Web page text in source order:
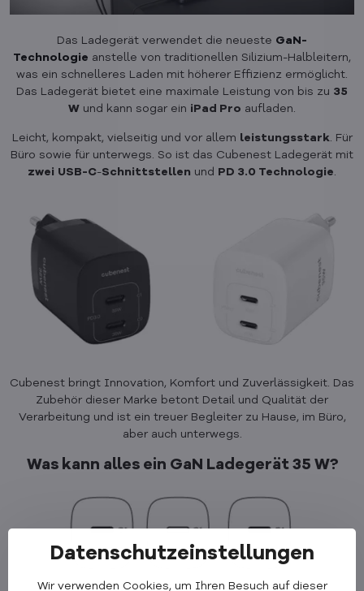
Das Ladegerät verwendet die neueste GaN-
Technologie anstelle von traditionellen Silizium-Halbleitern,
was ein schnelleres Laden mit höherer Effizienz ermöglicht.
Das Ladegerät bietet eine maximale Leistung von bis zu 35
W und kann sogar ein iPad Pro aufladen.
Leicht, kompakt, vielseitig und vor allem leistungsstark . Für
Büro sowie für unterwegs. So ist das Cubenest Ladegerät mit
zwei USB-C-Schnittstellen und PD 3.0 Technologie
Cubenest bringt Innovation, Komfort und Zuverlässigkeit. Das
Zubehör dieser Marke betont Detail und Qualität der
Verarbeitung und ist ein treuer Begleiter zu Hause, im Büro,
aber auch unterwegs.
Was kann alles ein GaN Ladegerät 35 W?
Datenschutzeinstellungen
Wir verwenden Cookies, um Ihren Besuch auf dieser